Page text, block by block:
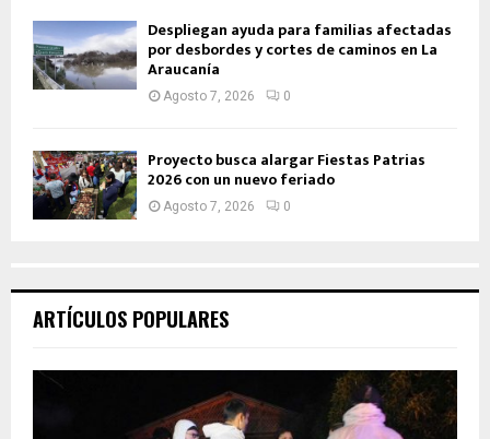
Despliegan ayuda para familias afectadas
por desbordes y cortes de caminos en La
Araucanía
Agosto 7, 2026 0
Proyecto busca alargar Fiestas Patrias
2026 con un nuevo feriado
Agosto 7, 2026 0
ARTÍCULOS POPULARES